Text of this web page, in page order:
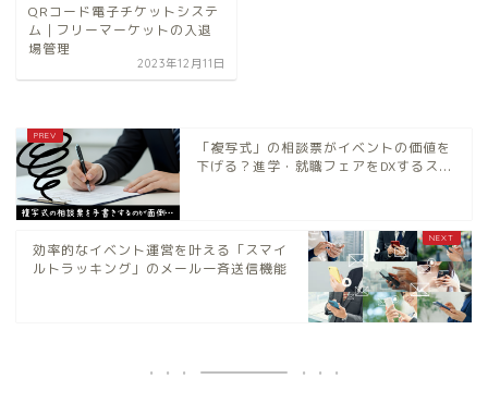
QRコード電子チケットシステ
ム｜フリーマーケットの入退
場管理
2023年12月11日
「複写式」の相談票がイベントの価値を
下げる？進学・就職フェアをDXするス...
効率的なイベント運営を叶える「スマイ
ルトラッキング」のメール一斉送信機能